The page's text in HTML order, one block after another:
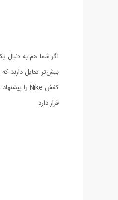
اگر شما هم به
بیش‌تر تمایل دارند
قرار دارد.